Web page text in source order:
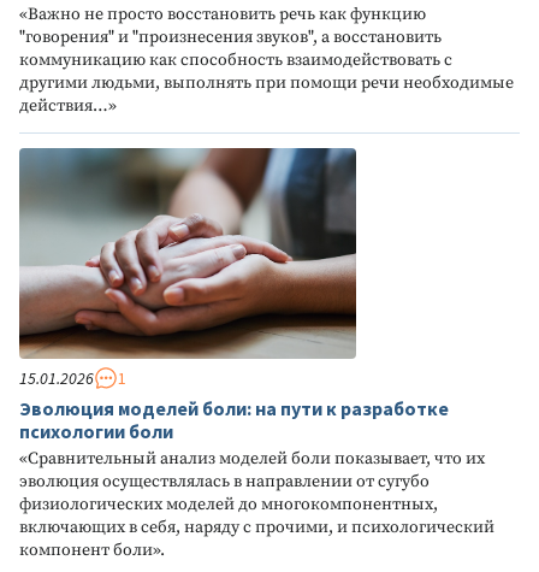
«Важно не просто восстановить речь как функцию
"говорения" и "произнесения звуков", а восстановить
коммуникацию как способность взаимодействовать с
другими людьми, выполнять при помощи речи необходимые
действия…»
15.01.2026 1
Эволюция моделей боли: на пути к разработке
психологии боли
«Сравнительный анализ моделей боли показывает, что их
эволюция осуществлялась в направлении от сугубо
физиологических моделей до многокомпонентных,
включающих в себя, наряду с прочими, и психологический
компонент боли».